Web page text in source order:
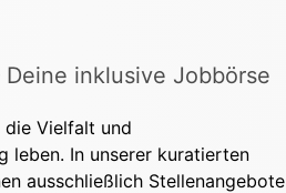
Deine inklusive Jobbörse
die Vielfalt und
leben. In unserer kuratierten
ausschließlich Stellenangebote